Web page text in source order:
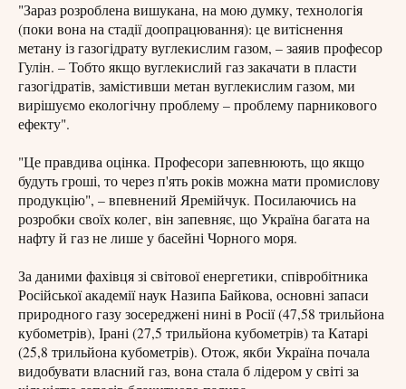
"Зараз розроблена вишукана, на мою думку, технологія
(поки вона на стадії доопрацювання): це витіснення
метану із газогідрату вуглекислим газом, – заяив професор
Гулін. – Тобто якщо вуглекислий газ закачати в пласти
газогідратів, замістивши метан вуглекислим газом, ми
вирішуємо екологічну проблему – проблему парникового
ефекту".
"Це правдива оцінка. Професори запевнюють, що якщо
будуть гроші, то через п'ять років можна мати промислову
продукцію", – впевнений Яремійчук. Посилаючись на
розробки своїх колег, він запевняє, що Україна багата на
нафту й газ не лише у басейні Чорного моря.
За даними фахівця зі світової енергетики, співробітника
Російської академії наук Назипа Байкова, основні запаси
природного газу зосереджені нині в Росії (47,58 трильйона
кубометрів), Ірані (27,5 трильйона кубометрів) та Катарі
(25,8 трильйона кубометрів). Отож, якби Україна почала
видобувати власний газ, вона стала б лідером у світі за